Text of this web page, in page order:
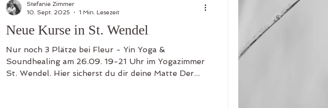
Neue Kurse in St. Wendel
Nur noch 3 Plätze bei Fleur - Yin Yoga &
Soundhealing am 26.09. 19-21 Uhr im Yogazimmer
St. Wendel. Hier sicherst du dir deine Matte Der...
Stefanie Zimmer
10. Sept. 2025
1 Min. Lesezeit